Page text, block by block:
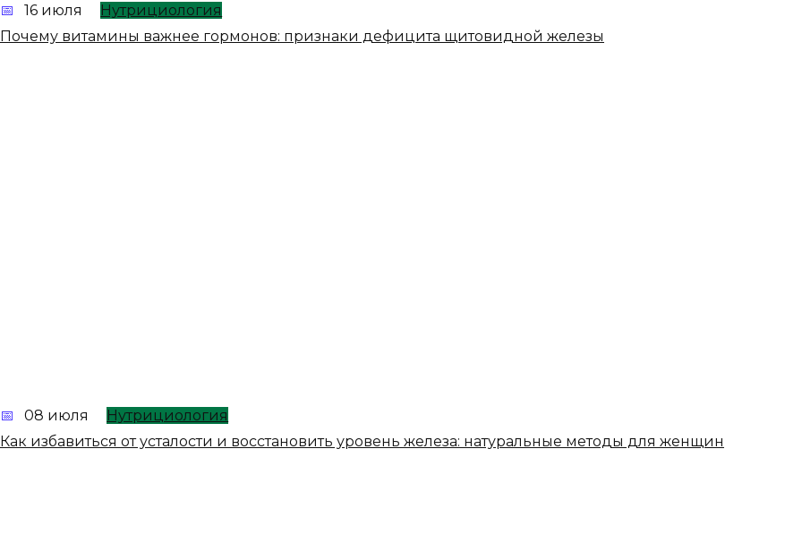
16 июля
Нутрициология
Почему витамины важнее гормонов: признаки дефицита щитовидной железы
08 июля
Нутрициология
Как избавиться от усталости и восстановить уровень железа: натуральные методы для женщин